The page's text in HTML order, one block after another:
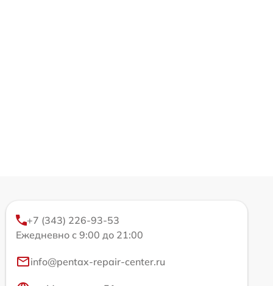
+7 (343) 226-93-53
Ежедневно с 9:00 до 21:00
info@pentax-repair-center.ru